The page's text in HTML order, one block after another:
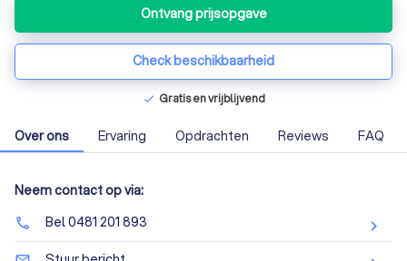
Ontvang prijsopgave
Check beschikbaarheid
check Gratis en vrijblijvend
Over ons Ervaring Opdrachten Reviews FAQ
Neem contact op via:
phone Bel 0481 201 893